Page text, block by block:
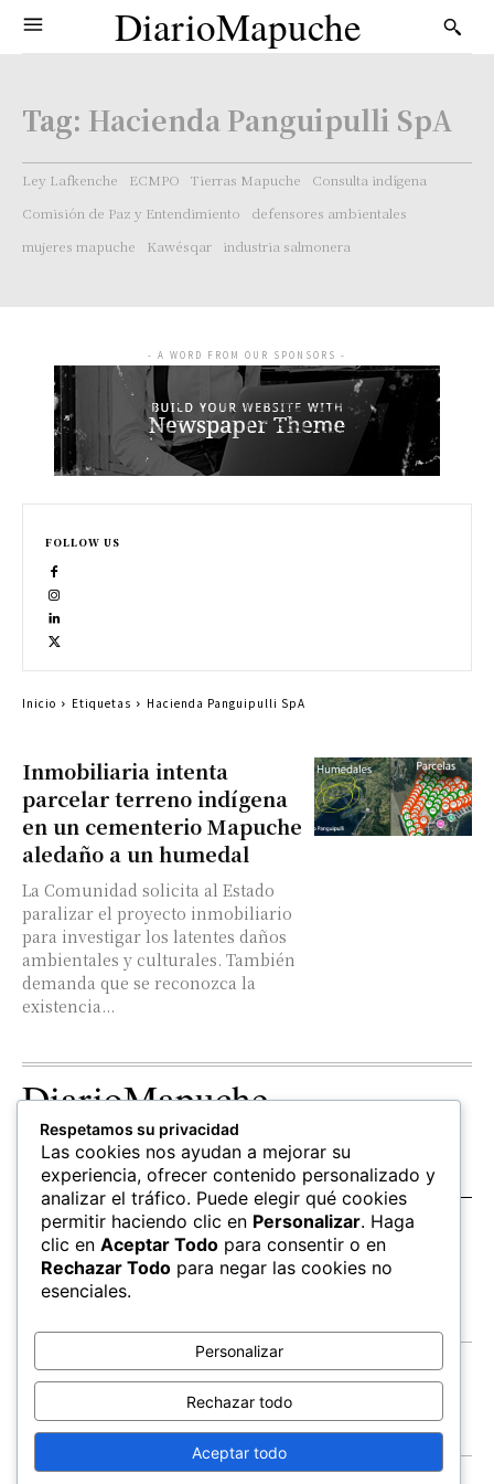
DiarioMapuche
Tag: Hacienda Panguipulli SpA
Ley Lafkenche ECMPO Tierras Mapuche
Consulta indígena
Comisión de Paz y Entendimiento
defensores ambientales
mujeres mapuche
Kawésqar industria salmonera
Inmobiliaria intenta
parcelar terreno indígena
en un cementerio Mapuche
aledaño a un humedal
La Comunidad solicita al Estado
paralizar el proyecto inmobiliario
para investigar los latentes daños
ambientales y culturales. También
demanda que se reconozca la
existencia...
- A WORD FROM OUR SPONSORS -
FOLLOW US
Inicio Etiquetas Hacienda Panguipulli SpA
DiarioMapuche
TERRITORIO CULTURA
Patrimonio
OPINION
Columnistas
SALUD
hierbas
EDUCACIÓN
Mapudungun
Estudiantes
FOLLOW US
Apoya
FEWLA Territorios Economía Salud
Respetamos su privacidad
Las cookies nos ayudan a mejorar su
experiencia, ofrecer contenido personalizado y
analizar el tráfico. Puede elegir qué cookies
permitir haciendo clic en Personalizar. Haga
clic en Aceptar Todo para consentir o en
Rechazar Todo para negar las cookies no
esenciales.
Personalizar
Rechazar todo
Aceptar todo